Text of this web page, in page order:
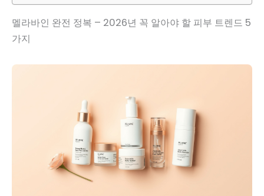
멜라바인 완전 정복 – 2026년 꼭 알아야 할 피부 트렌드 5
가지